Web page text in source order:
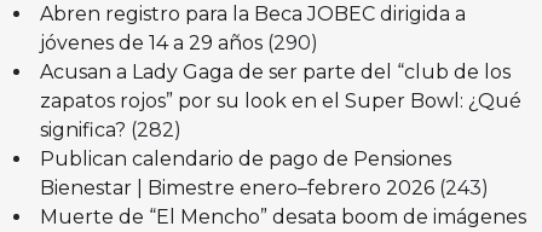
Abren registro para la Beca JOBEC dirigida a
jóvenes de 14 a 29 años (290)
Acusan a Lady Gaga de ser parte del “club de los
zapatos rojos” por su look en el Super Bowl: ¿Qué
significa? (282)
Publican calendario de pago de Pensiones
Bienestar | Bimestre enero–febrero 2026 (243)
Muerte de “El Mencho” desata boom de imágenes